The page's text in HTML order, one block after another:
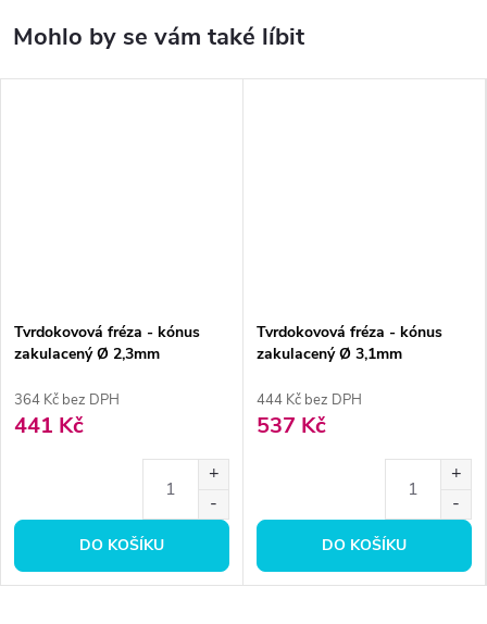
Tvrdokovová fréza - kónus
zakulacený Ø 2,3mm
364 Kč bez DPH
441 Kč
DO KOŠÍKU
Tvrdokovová fréza - kónus
zakulacený Ø 3,1mm
444 Kč bez DPH
537 Kč
DO KOŠÍKU